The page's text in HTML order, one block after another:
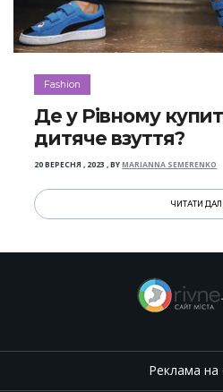
Fashion
Де у Рівному
дитяче взуття?
20 ВЕРЕСНЯ , 2023 ,BYMARIANNA SEMERENKO
ЧИТАТИ
Реклама на